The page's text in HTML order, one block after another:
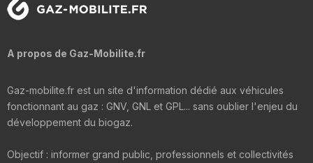
A propos de Gaz-Mobilite.fr
Gaz-mobilite.fr est un site d'information dédié aux véhicules
fonctionnant au gaz : GNV, GNL et GPL... sans oublier l'enjeu du
développement du biogaz.
Objectif : informer grand public, professionnels et collectivités